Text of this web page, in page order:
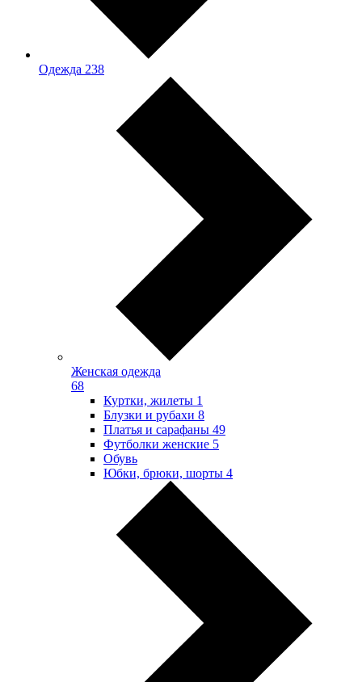
Одежда 238
Женская одежда
68
Куртки, жилеты 1
Блузки и рубахи 8
Платья и сарафаны 49
Футболки женские 5
Обувь
Юбки, брюки, шорты 4